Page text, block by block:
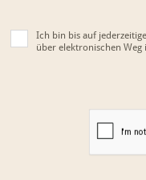
Ich bin bis auf
über elektronischen